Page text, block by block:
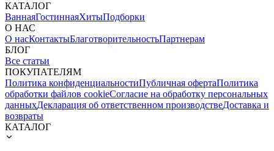
КАТАЛОГ
ВаннаяГостиннаяХитыПодборки
О НАС
О насКонтактыБлаготворительностьПартнерам
БЛОГ
Все статьи
ПОКУПАТЕЛЯМ
Политика конфиденциальностиПубличная офертаПолитика
обработки файлов cookieСогласие на обработку персональных
данныхДекларация об ответственном производствеДоставка и
возвраты
КАТАЛОГ